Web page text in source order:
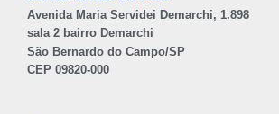
Avenida Maria Servidei Demarchi, 1.898
sala 2 bairro Demarchi
São Bernardo do Campo/SP
CEP 09820-000